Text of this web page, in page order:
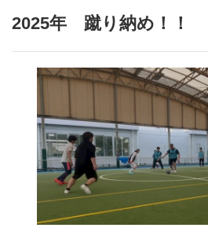
2025年 蹴り納め！！